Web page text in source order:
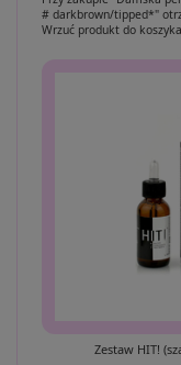
# darkbrown/tipped*"
Wrzuć produkt do
Zestaw HIT!